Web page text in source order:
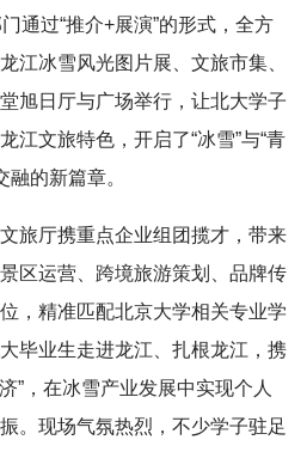
通过“推介+展演”的形式，全方
江冰雪风光图片展、文旅市集、
旭日厅与广场举行，让北大学子
江文旅特色，开启了“冰雪”与“青
融的新篇章。
旅厅携重点企业组团揽才，带来
区运营、跨境旅游策划、品牌传
，精准匹配北京大学相关专业学
毕业生走进龙江、扎根龙江，携
”，在冰雪产业发展中实现个人
。现场气氛热烈，不少学子驻足